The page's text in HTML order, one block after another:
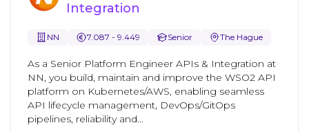
Integration
NN 7.087 - 9.449 Senior The Hague
As a Senior Platform Engineer APIs & Integration at
NN, you build, maintain and improve the WSO2 API
platform on Kubernetes/AWS, enabling seamless
API lifecycle management, DevOps/GitOps
pipelines, reliability and...